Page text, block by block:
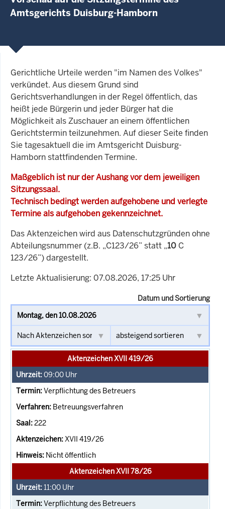
Amtsgerichts Duisburg-Hamborn
Gerichtliche Urteile werden "im Namen des Volkes"
verkündet. Aus diesem Grund sind
Gerichtsverhandlungen in der Regel öffentlich, das
heißt jede Bürgerin und jeder Bürger hat die
Möglichkeit als Zuschauer an einem öffentlichen
Gerichtstermin teilzunehmen. Auf dieser Seite finden
Sie tagesaktuell die im Amtsgericht Duisburg-
Hamborn stattfindenden Termine.
Maßgeblich ist nur der Aushang vor dem jeweiligen
Sitzungssaal.
Technisch bedingt werden aufgehobene und verlegte
Termine als aufgehoben gekennzeichnet.
Das Aktenzeichen wird aus Datenschutzgründen ohne
Abteilungsnummer (z.B. „C123/26” statt „10 C
123/26”) dargestellt.
Letzte Aktualisierung: 07.08.2026, 17:25 Uhr
Datum und Sortierung
Aktenzeichen XVII 419/26
09:00 Uhr
Verpflichtung des Betreuers
Betreuungsverfahren
222
XVII 419/26
Nicht öffentlich
Aktenzeichen XVII 78/26
11:00 Uhr
Verpflichtung des Betreuers